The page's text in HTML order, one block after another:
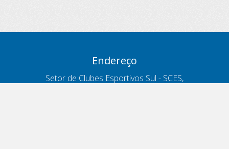
Endereço
Setor de Clubes Esportivos Sul - SCES,